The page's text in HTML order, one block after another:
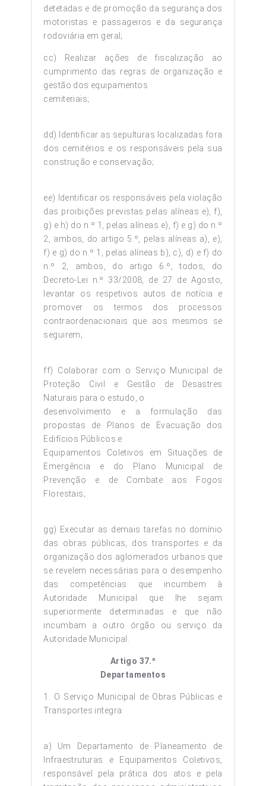
detetadas e de promoção da segurança dos
motoristas e passageiros e da segurança
rodoviária em geral;
cc) Realizar ações de fiscalização ao
cumprimento das regras de organização e
gestão dos equipamentos
cemiteriais;
dd) Identificar as sepulturas localizadas fora
dos cemitérios e os responsáveis pela sua
construção e conservação;
ee) Identificar os responsáveis pela violação
das proibições previstas pelas alíneas e), f),
g) e h) do n.º 1, pelas alíneas e), f) e g) do n.º
2, ambos, do artigo 5.º, pelas alíneas a), e),
f) e g) do n.º 1, pelas alíneas b), c), d) e f) do
n.º 2, ambos, do artigo 6.º, todos, do
Decreto-Lei n.º 33/2008, de 27 de Agosto,
levantar os respetivos autos de notícia e
promover os termos dos processos
contraordenacionais que aos mesmos se
seguirem;
ff) Colaborar com o Serviço Municipal de
Proteção Civil e Gestão de Desastres
Naturais para o estudo, o
desenvolvimento e a formulação das
propostas de Planos de Evacuação dos
Edifícios Públicos e
Equipamentos Coletivos em Situações de
Emergência e do Plano Municipal de
Prevenção e de Combate aos Fogos
Florestais;
gg) Executar as demais tarefas no domínio
das obras públicas, dos transportes e da
organização dos aglomerados urbanos que
se revelem necessárias para o desempenho
das competências que incumbem à
Autoridade Municipal que lhe sejam
superiormente determinadas e que não
incumbam a outro órgão ou serviço da
Autoridade Municipal.
Artigo 37.º
Departamentos
1. O Serviço Municipal de Obras Públicas e
Transportes integra:
a) Um Departamento de Planeamento de
Infraestruturas e Equipamentos Coletivos,
responsável pela prática dos atos e pela